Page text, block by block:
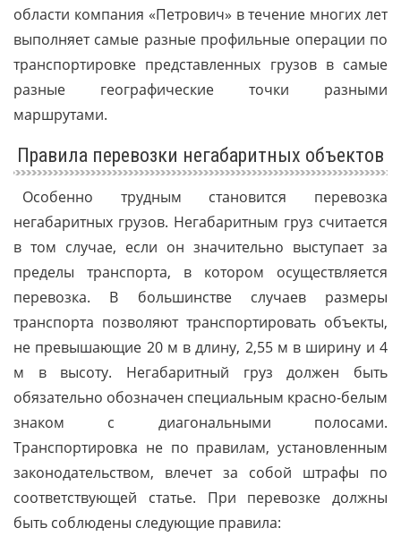
области компания «Петрович» в течение многих лет
выполняет самые разные профильные операции по
транспортировке представленных грузов в самые
разные географические точки разными
маршрутами.
Правила перевозки негабаритных объектов
Особенно трудным становится перевозка
негабаритных грузов. Негабаритным груз считается
в том случае, если он значительно выступает за
пределы транспорта, в котором осуществляется
перевозка. В большинстве случаев размеры
транспорта позволяют транспортировать объекты,
не превышающие 20 м в длину, 2,55 м в ширину и 4
м в высоту. Негабаритный груз должен быть
обязательно обозначен специальным красно-белым
знаком с диагональными полосами.
Транспортировка не по правилам, установленным
законодательством, влечет за собой штрафы по
соответствующей статье. При перевозке должны
быть соблюдены следующие правила: